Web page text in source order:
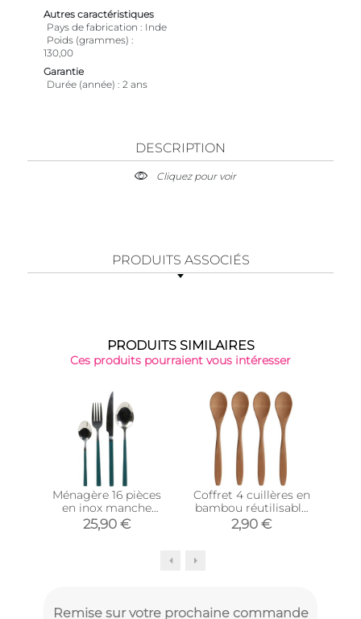
Autres caractéristiques
Pays de fabrication
Inde
Poids (grammes)
130,00
Garantie
Durée (année)
2 ans
DESCRIPTION
Cliquez pour voir
PRODUITS ASSOCIÉS
PRODUITS SIMILAIRES
Ces produits pourraient vous intéresser
Ménagère 16 pièces
en inox manche
coloré (Vert)
25,90 €
Coffret 4 cuillères en
bambou réutilisable
Green attitude
2,90 €
Remise sur votre prochaine commande